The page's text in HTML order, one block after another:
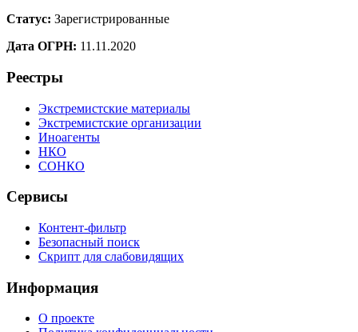
Статус: Зарегистрированные
Дата ОГРН: 11.11.2020
Реестры
Экстремистские материалы
Экстремистские организации
Иноагенты
НКО
СОНКО
Сервисы
Контент-фильтр
Безопасный поиск
Скрипт для слабовидящих
Информация
О проекте